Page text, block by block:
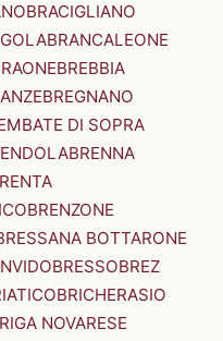
BRACIGLIANO
BRANCALEONE
BREBBIA
BREGNANO
DI SOPRA
BRENNA
BRENZONE
BOTTARONE
BRESSOBREZ
BRICHERASIO
NOVARESE